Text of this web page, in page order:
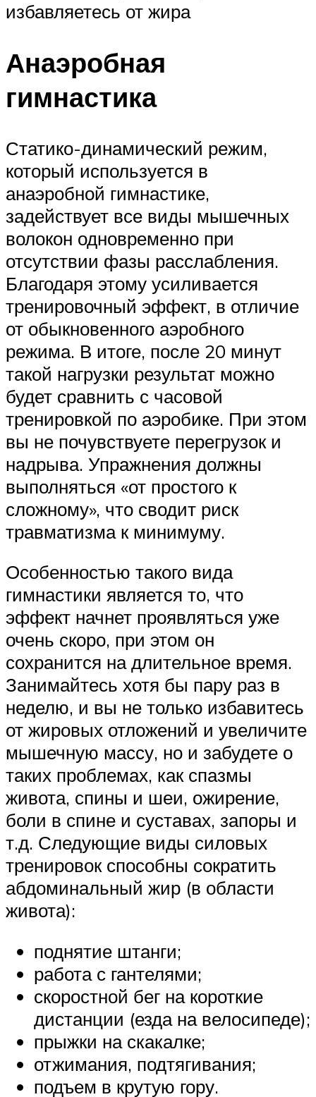
избавляетесь от жира
Анаэробная
гимнастика
Статико-динамический режим,
который используется в
анаэробной гимнастике,
задействует все виды мышечных
волокон одновременно при
отсутствии фазы расслабления.
Благодаря этому усиливается
тренировочный эффект, в отличие
от обыкновенного аэробного
режима. В итоге, после 20 минут
такой нагрузки результат можно
будет сравнить с часовой
тренировкой по аэробике. При этом
вы не почувствуете перегрузок и
надрыва. Упражнения должны
выполняться «от простого к
сложному», что сводит риск
травматизма к минимуму.
Особенностью такого вида
гимнастики является то, что
эффект начнет проявляться уже
очень скоро, при этом он
сохранится на длительное время.
Занимайтесь хотя бы пару раз в
неделю, и вы не только избавитесь
от жировых отложений и увеличите
мышечную массу, но и забудете о
таких проблемах, как спазмы
живота, спины и шеи, ожирение,
боли в спине и суставах, запоры и
т.д. Следующие виды силовых
тренировок способны сократить
абдоминальный жир (в области
живота):
поднятие штанги;
работа с гантелями;
скоростной бег на короткие
дистанции (езда на велосипеде);
прыжки на скакалке;
отжимания, подтягивания;
подъем в крутую гору.